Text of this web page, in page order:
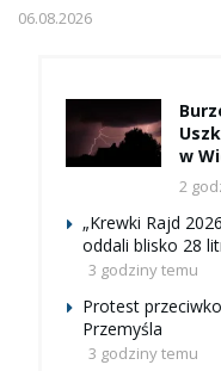
06.08.2026
w
2
„Krewki Rajd
oddali blisko 28
3 godziny temu
Protest
Przemyśla
3 godziny temu